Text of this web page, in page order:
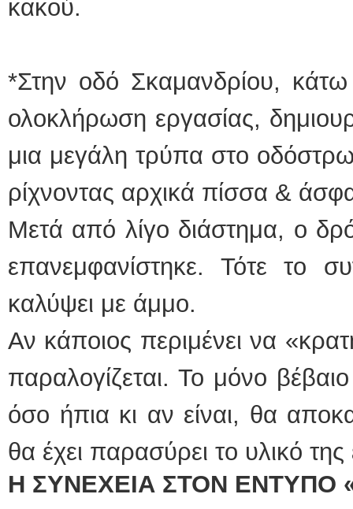
κακού.
*Στην οδό Σκαμανδρίου,
ολοκλήρωση εργασίας,
μια μεγάλη τρύπα στο
ρίχνοντας αρχικά πίσσα &
Μετά από λίγο διάστημα, ο
επανεμφανίστηκε. Τότε το
καλύψει με άμμο.
Αν κάποιος περιμένει να
παραλογίζεται. Το μόνο
όσο ήπια κι αν είναι, θα
θα έχει παρασύρει το υλικό
Η ΣΥΝΕΧΕΙΑ ΣΤΟΝ ΕΝΤΥΠΟ